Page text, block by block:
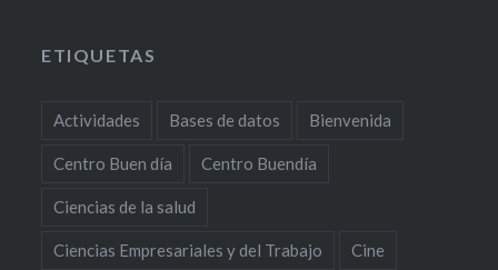
ETIQUETAS
Actividades Bases de datos Bienvenida
Centro Buen día Centro Buendía
Ciencias de la salud
Ciencias Empresariales y del Trabajo Cine